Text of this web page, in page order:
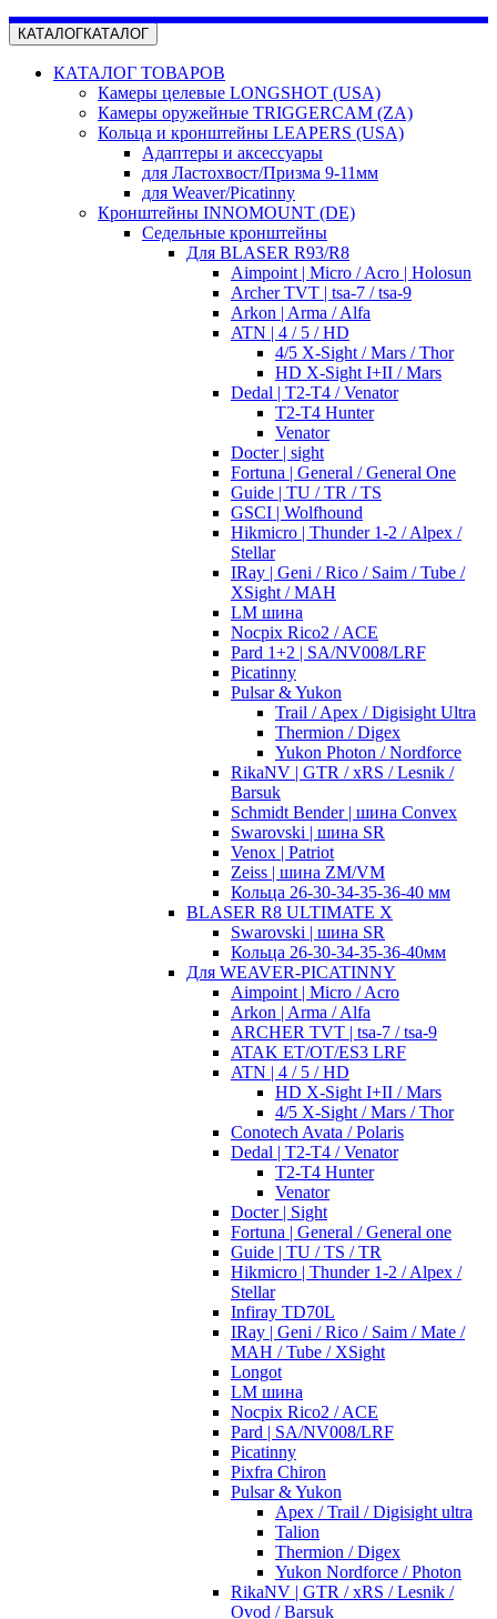
КАТАЛОГКАТАЛОГ
КАТАЛОГ ТОВАРОВ
Камеры целевые LONGSHOT (USA)
Камеры оружейные TRIGGERCAM (ZA)
Кольца и кронштейны LEAPERS (USA)
Адаптеры и аксессуары
для Ластохвост/Призма 9-11мм
для Weaver/Picatinny
Кронштейны INNOMOUNT (DE)
Седельные кронштейны
Для BLASER R93/R8
Aimpoint | Micro / Acro | Holosun
Archer TVT | tsa-7 / tsa-9
Arkon | Arma / Alfa
ATN | 4 / 5 / HD
4/5 X-Sight / Mars / Thor
HD X-Sight I+II / Mars
Dedal | T2-T4 / Venator
T2-T4 Hunter
Venator
Docter | sight
Fortuna | General / General One
Guide | TU / TR / TS
GSCI | Wolfhound
Hikmicro | Thunder 1-2 / Alpex /
Stellar
IRay | Geni / Rico / Saim / Tube /
XSight / MAH
LM шина
Nocpix Rico2 / ACE
Pard 1+2 | SA/NV008/LRF
Picatinny
Pulsar & Yukon
Trail / Apex / Digisight Ultra
Thermion / Digex
Yukon Photon / Nordforce
RikaNV | GTR / xRS / Lesnik /
Barsuk
Schmidt Bender | шина Convex
Swarovski | шина SR
Venox | Patriot
Zeiss | шина ZM/VM
Кольца 26-30-34-35-36-40 мм
BLASER R8 ULTIMATE X
Swarovski | шина SR
Кольца 26-30-34-35-36-40мм
Для WEAVER-PICATINNY
Aimpoint | Micro / Acro
Arkon | Arma / Alfa
ARCHER TVT | tsa-7 / tsa-9
ATAK ET/OT/ES3 LRF
ATN | 4 / 5 / HD
HD X-Sight I+II / Mars
4/5 X-Sight / Mars / Thor
Conotech Avata / Polaris
Dedal | T2-T4 / Venator
T2-T4 Hunter
Venator
Docter | Sight
Fortuna | General / General one
Guide | TU / TS / TR
Hikmicro | Thunder 1-2 / Alpex /
Stellar
Infiray TD70L
IRay | Geni / Rico / Saim / Mate /
MAH / Tube / XSight
Longot
LM шина
Nocpix Rico2 / ACE
Pard | SA/NV008/LRF
Picatinny
Pixfra Chiron
Pulsar & Yukon
Apex / Trail / Digisight ultra
Talion
Thermion / Digex
Yukon Nordforce / Photon
RikaNV | GTR / xRS / Lesnik /
Ovod / Barsuk